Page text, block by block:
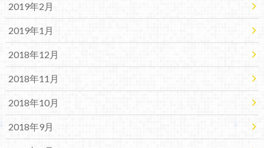
2019年2月
2019年1月
2018年12月
2018年11月
2018年10月
2018年9月